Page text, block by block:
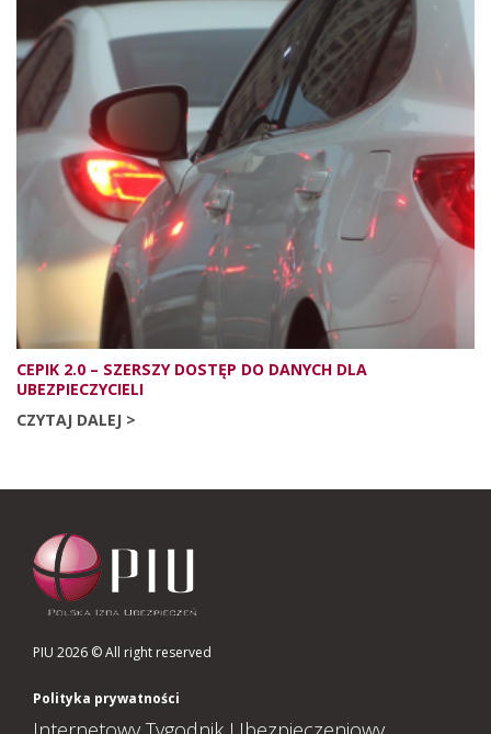
CEPIK 2.0 – SZERSZY DOSTĘP DO DANYCH DLA
UBEZPIECZYCIELI
CZYTAJ DALEJ >
PIU 2026 © All right reserved
Polityka prywatności